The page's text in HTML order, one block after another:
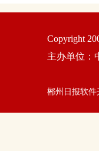
Copyright
主办单位：
郴州日报软